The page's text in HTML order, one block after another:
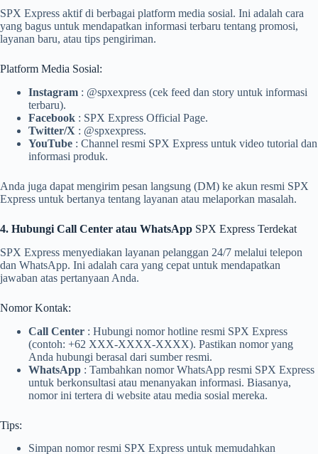
SPX Express aktif di berbagai platform media sosial. Ini adalah cara
yang bagus untuk mendapatkan informasi terbaru tentang promosi,
layanan baru, atau tips pengiriman.
Platform Media Sosial:
Instagram : @spxexpress (cek feed dan story untuk informasi
terbaru).
Facebook : SPX Express Official Page.
Twitter/X : @spxexpress.
YouTube : Channel resmi SPX Express untuk video tutorial dan
informasi produk.
Anda juga dapat mengirim pesan langsung (DM) ke akun resmi SPX
Express untuk bertanya tentang layanan atau melaporkan masalah.
4. Hubungi Call Center atau WhatsApp SPX Express Terdekat
SPX Express menyediakan layanan pelanggan 24/7 melalui telepon
dan WhatsApp. Ini adalah cara yang cepat untuk mendapatkan
jawaban atas pertanyaan Anda.
Nomor Kontak:
Call Center : Hubungi nomor hotline resmi SPX Express
(contoh: +62 XXX-XXXX-XXXX). Pastikan nomor yang
Anda hubungi berasal dari sumber resmi.
WhatsApp : Tambahkan nomor WhatsApp resmi SPX Express
untuk berkonsultasi atau menanyakan informasi. Biasanya,
nomor ini tertera di website atau media sosial mereka.
Tips:
Simpan nomor resmi SPX Express untuk memudahkan